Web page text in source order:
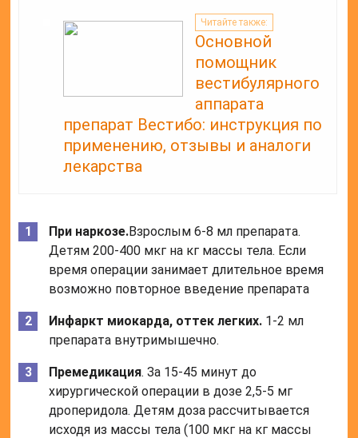
Читайте также:
Основной
помощник
вестибулярного
аппарата
препарат Вестибо: инструкция по
применению, отзывы и аналоги
лекарства
При наркозе.Взрослым 6-8 мл препарата.
Детям 200-400 мкг на кг массы тела. Если
время операции занимает длительное время
возможно повторное введение препарата
Инфаркт миокарда, оттек легких. 1-2 мл
препарата внутримышечно.
Премедикация. За 15-45 минут до
хирургической операции в дозе 2,5-5 мг
дроперидола. Детям доза рассчитывается
исходя из массы тела (100 мкг на кг массы